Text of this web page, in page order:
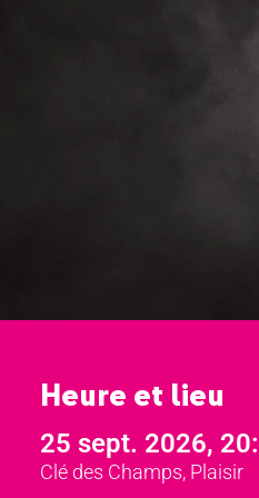
Heure et lieu
25 sept. 2026,
Clé des Champs, Plaisir